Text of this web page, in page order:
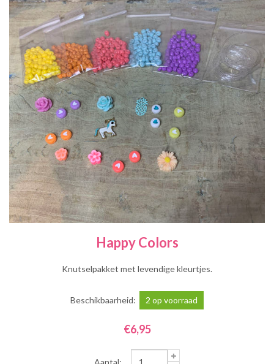
Happy Colors
Knutselpakket met levendige kleurtjes.
Beschikbaarheid: 2 op voorraad
€6,95
Aantal: